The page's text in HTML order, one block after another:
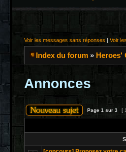
Voir les messages sans réponses | Voir
Index du forum » Heroes'
Annonces
Page 1 sur 3 [